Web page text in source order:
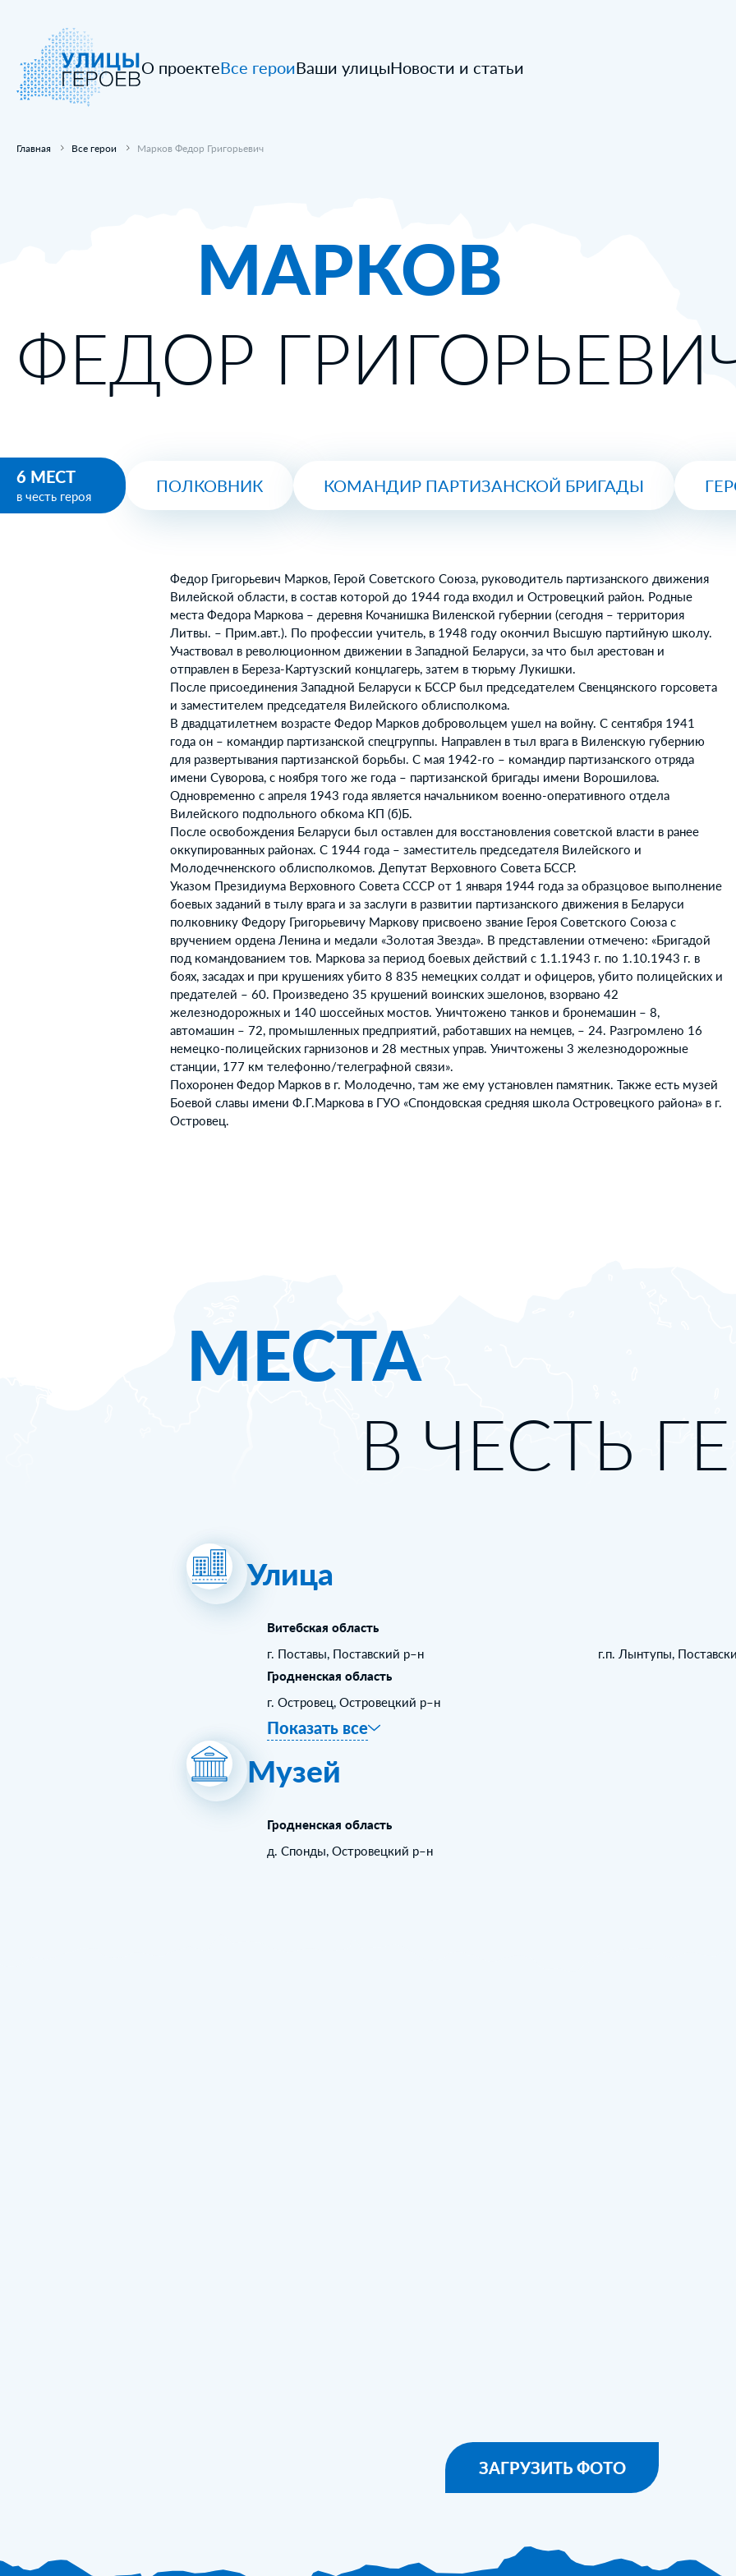
О проектеВсе героиВаши улицыНовости и статьи
Главная Все герои Марков Федор Григорьевич
МАРКОВ
ФЕДОР
6 МЕСТ
в честь героя
ПОЛКОВНИК КОМАНДИР ПАРТИЗАНСКОЙ БРИГАДЫ
Федор Григорьевич Марков, Герой Советского Союза, руководитель партизанского движения
Вилейской области, в состав которой до 1944 года входил и Островецкий район. Родные
места Федора Маркова – деревня Кочанишка Виленской губернии (сегодня – территория
Литвы. – Прим.авт.). По профессии учитель, в 1948 году окончил Высшую партийную школу.
Участвовал в революционном движении в Западной Беларуси, за что был арестован и
отправлен в Береза-Картузский концлагерь, затем в тюрьму Лукишки.
После присоединения Западной Беларуси к БССР был председателем Свенцянского горсовета
и заместителем председателя Вилейского облисполкома.
В двадцатилетнем возрасте Федор Марков добровольцем ушел на войну. С сентября 1941
года он – командир партизанской спецгруппы. Направлен в тыл врага в Виленскую губернию
для развертывания партизанской борьбы. С мая 1942-го – командир партизанского отряда
имени Суворова, с ноября того же года – партизанской бригады имени Ворошилова.
Одновременно с апреля 1943 года является начальником военно-оперативного отдела
Вилейского подпольного обкома КП (б)Б.
После освобождения Беларуси был оставлен для восстановления советской власти в ранее
оккупированных районах. С 1944 года – заместитель председателя Вилейского и
Молодечненского облисполкомов. Депутат Верховного Совета БССР.
Указом Президиума Верховного Совета СССР от 1 января 1944 года за образцовое выполнение
боевых заданий в тылу врага и за заслуги в развитии партизанского движения в Беларуси
полковнику Федору Григорьевичу Маркову присвоено звание Героя Советского Союза с
вручением ордена Ленина и медали «Золотая Звезда». В представлении отмечено: «Бригадой
под командованием тов. Маркова за период боевых действий с 1.1.1943 г. по 1.10.1943 г. в
боях, засадах и при крушениях убито 8 835 немецких солдат и офицеров, убито полицейских и
предателей – 60. Произведено 35 крушений воинских эшелонов, взорвано 42
железнодорожных и 140 шоссейных мостов. Уничтожено танков и бронемашин – 8,
автомашин – 72, промышленных предприятий, работавших на немцев, – 24. Разгромлено 16
немецко-полицейских гарнизонов и 28 местных управ. Уничтожены 3 железнодорожные
станции, 177 км телефонно/телеграфной связи».
Похоронен Федор Марков в г. Молодечно, там же ему установлен памятник. Также есть музей
Боевой славы имени Ф.Г.Маркова в ГУО «Спондовская средняя школа Островецкого района» в г.
Островец.
МЕСТА
В ЧЕСТЬ
Улица
Витебская область
г. Поставы, Поставский р–н
г.п. Лынтупы,
Гродненская область
г. Островец, Островецкий р–н
Показать все
Музей
Гродненская область
д. Спонды, Островецкий р–н
ЗАГРУЗИТЬ ФОТО